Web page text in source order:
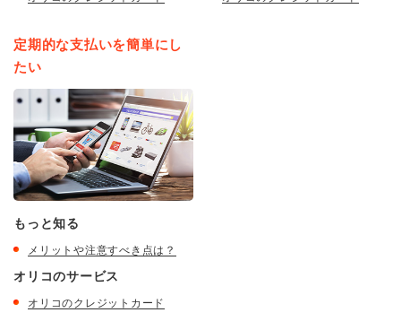
定期的な支払いを簡単にし
たい
もっと知る
メリットや注意すべき点は？
オリコのサービス
オリコのクレジットカード